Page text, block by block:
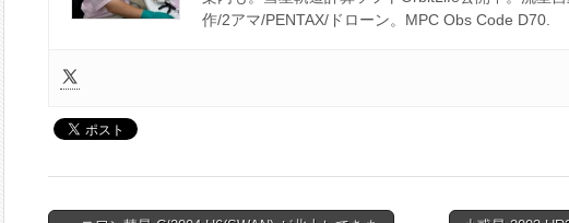
作/2アマ/PENTAX/ドローン。MPC Obs Code D70.